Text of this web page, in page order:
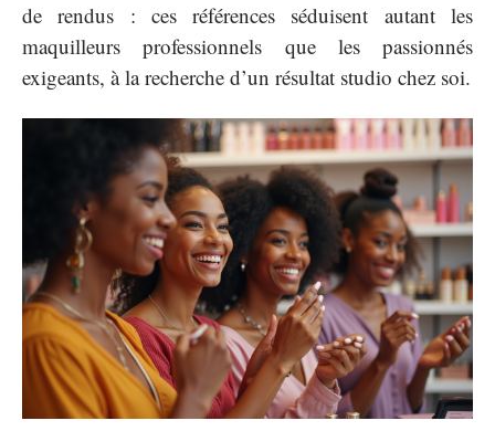
de rendus : ces références séduisent autant les
maquilleurs professionnels que les passionnés
exigeants, à la recherche d’un résultat studio chez soi.